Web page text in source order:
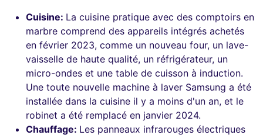
Cuisine: La cuisine pratique avec des comptoirs en
marbre comprend des appareils intégrés achetés
en février 2023, comme un nouveau four, un lave-
vaisselle de haute qualité, un réfrigérateur, un
micro-ondes et une table de cuisson à induction.
Une toute nouvelle machine à laver Samsung a été
installée dans la cuisine il y a moins d'un an, et le
robinet a été remplacé en janvier 2024.
Chauffage: Les panneaux infrarouges électriques